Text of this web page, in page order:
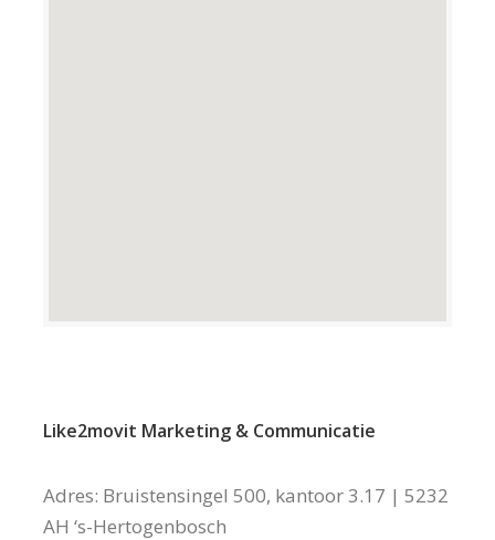
Like2movit Marketing & Communicatie
Adres: Bruistensingel 500, kantoor 3.17 | 5232
AH ‘s-Hertogenbosch